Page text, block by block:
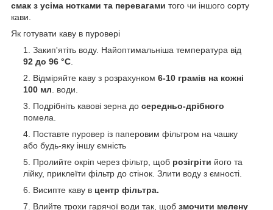
смак з усіма нотками та перевагами того чи іншого сорту
кави.
Як готувати каву в пуровері
Закип'ятіть воду. Найоптимальніша температура від
92 до 96 °C.
Відміряйте каву з розрахунком 6-10 грамів на кожні
100 мл. води.
Подрібніть кавові зерна до середньо-дрібного
помела.
Поставте пуровер із паперовим фільтром на чашку
або будь-яку іншу ємність
Пролийте окріп через фільтр, щоб розігріти його та
лійку, приклеїти фільтр до стінок. Злити воду з ємності.
Висипте каву в центр фільтра.
Влийте трохи гарячої води так, щоб змочити мелену